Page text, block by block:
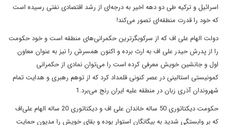
اسرائیل و ترکیه طی دو دهه اخیر به درجه‌ای از رشد اقتصادی نفتی رسیده است
که خود را قدرت منطقه‌ای تصور می‌کند!
دولت الهام علی اف که از سرکوبگرترین حکمرانی‌های منطقه است و خود حکومت
را از پدرش حیدر علی اف به ارث برده و اکنون همسرش را نیز به عنوان معاون
اول و جانشین خویش معرفی کرده است را می‌توان نمادی از حکمرانی
کمونیستی استالینی در عصر کنونی قلمداد کرد که از توهم رهبری و هدایت تمام
شهروندان آذری زبان در منطقه علیه ایران رنج می‌برد.1
حکومت دیکتاتوری 50 ساله خاندان علی اف و دیکتاتوری 20 ساله الهام علی‌اف
که بر وابستگی شدید به بیگانگان استوار بوده و بقای خویش را مدیون حمایت